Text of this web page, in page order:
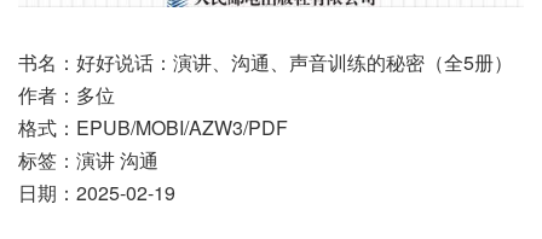
书名：好好说话：演讲、沟通、声音训练的秘密（全5册）
作者：多位
格式：EPUB/MOBI/AZW3/PDF
标签：演讲 沟通
日期：2025-02-19